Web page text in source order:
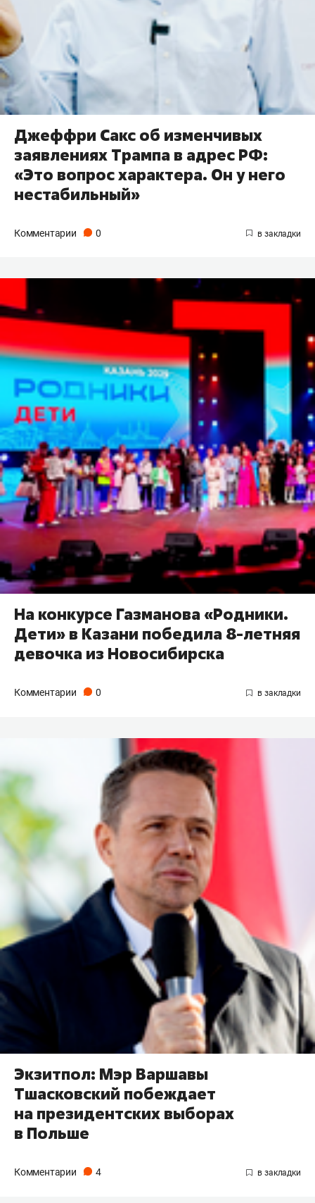
Джеффри Сакс об изменчивых
заявлениях Трампа в адрес РФ:
«Это вопрос характера. Он у него
нестабильный»
Комментарии 0
На конкурсе Газманова «Родники.
Дети» в Казани победила 8-летняя
девочка из Новосибирска
Комментарии 0
Экзитпол: Мэр Варшавы
Тшасковский побеждает
на президентских выборах
в Польше
Комментарии 4